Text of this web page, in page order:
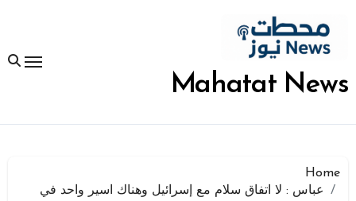
المحتوى
Mahatat News
Home
عباس : لا اتفاق سلام مع إسرائيل وهناك اسير واحد في